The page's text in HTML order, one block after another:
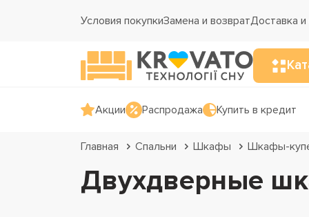
Условия покупкиЗамена и возвратДоставка и
Акции Распродажа Купить в кредит
Главная Спальни Шкафы Шкафы-
Двухдверные